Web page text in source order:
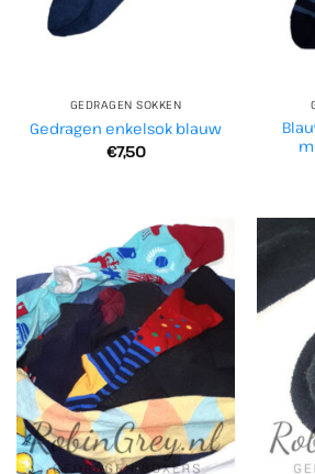
GEDRAGEN SOKKEN
Gedragen enkelsok blauw
€7,50